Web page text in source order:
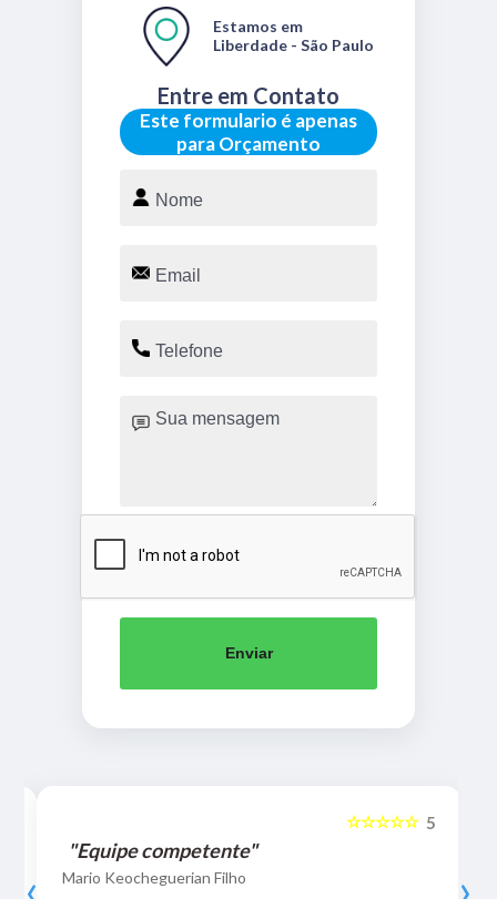
Este formulario é apenas
para Orçamento
Entre em Contato
Estamos em
Liberdade - São Paulo
Enviar
5
☆☆☆☆☆
"Equipe competente"
Mario Keocheguerian Filho